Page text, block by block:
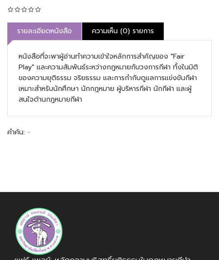
รายละเอียดหนังสือ ความเห็น (0) รายการ
หนังสือที่จะพาผู้อ่านทำความเข้าใจหลักการสำคัญของ "Fair
Play" และความสัมพันธ์ระหว่างกฎหมายกับวงการกีฬา ทั้งในมิติ
ของความยุติธรรม จริยธรรม และการกำกับดูแลการแข่งขันกีฬา
เหมาะสำหรับนักศึกษา นักกฎหมาย ผู้บริหารกีฬา นักกีฬา และผู้
สนใจด้านกฎหมายกีฬา
คำค้น: -